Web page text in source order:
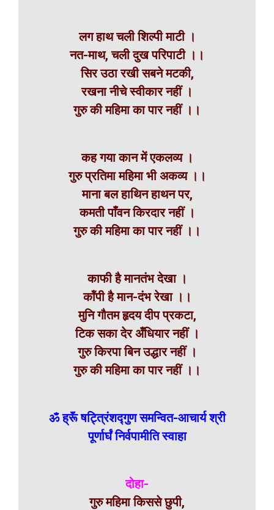
लग हाथ चली शिल्पी माटी ।
नत-माथ, चली दुख परिपाटी ।।
सिर उठा रखी सबने मटकी,
रखना नीचे स्वीकार नहीं ।
गुरु की महिमा का पार नहीं ।।
कह गया कान में एकलव्य ।
गुरु प्रतिमा महिमा भी अकव्य ।।
माना बल हाथिन हाथन पर,
कमती पाँवन किरदार नहीं ।
गुरु की महिमा का पार नहीं ।।
काफी है मानतंभ देखा ।
कॉंपी है मान-दंभ रेखा ।।
मुनि गौतम हृदय दीप प्रकटा,
टिक सका देर अँधियार नहीं ।
गुरु किरपा बिन उद्धार नहीं ।
गुरु की महिमा का पार नहीं ।।
ॐ ह्रूॅं षट्त्रिंशद्गुण समन्वित-आचार्य श्री
पूर्णार्घं निर्वपामीति स्वाहा
दोहा-
गुरु महिमा किससे छुपी,